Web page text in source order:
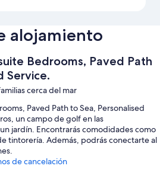
alojamiento
Bedrooms, Paved Path
Service.
cerca del mar
Paved Path to Sea, Personalised
un campo de golf en las
jardín. Encontrarás comodidades como
tintorería. Además, podrás conectarte al
de cancelación